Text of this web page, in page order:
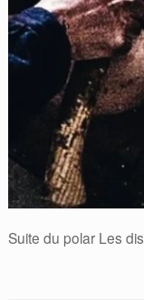
Suite du polar Les